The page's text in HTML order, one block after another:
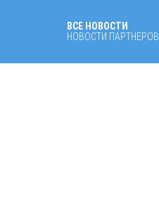
ВСЕ НОВОСТИ
НОВОСТИ ПАРТНЁРОВ